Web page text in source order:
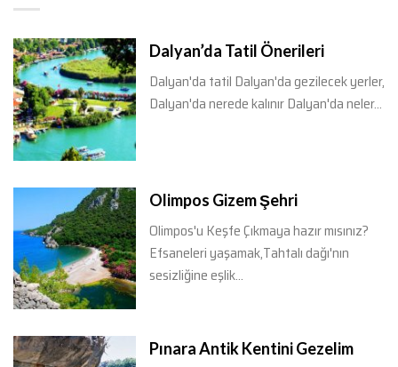
Dalyan’da Tatil Önerileri
Dalyan'da tatil Dalyan'da gezilecek yerler,
Dalyan'da nerede kalınır Dalyan'da neler...
Olimpos Gizem Şehri
Olimpos'u Keşfe Çıkmaya hazır mısınız?
Efsaneleri yaşamak,Tahtalı dağı'nın
sesizliğine eşlik...
Pınara Antik Kentini Gezelim